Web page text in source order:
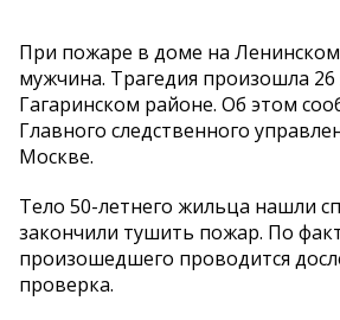
При пожаре в доме на Ленинском
мужчина. Трагедия произошла 26
Гагаринском районе. Об этом
Главного следственного
Москве.
Тело 50-летнего жильца нашли
закончили тушить пожар. По
произошедшего проводится
проверка.